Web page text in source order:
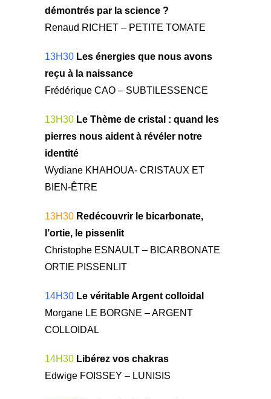
démontrés par la science ?
Renaud RICHET – PETITE TOMATE
13H30 Les énergies que nous avons
reçu à la naissance
Frédérique CAO – SUBTILESSENCE
13H30 Le Thème de cristal : quand les
pierres nous aident à révéler notre
identité
Wydiane KHAHOUA- CRISTAUX ET
BIEN-ÊTRE
13H30 Redécouvrir le bicarbonate,
l’ortie, le pissenlit
Christophe ESNAULT – BICARBONATE
ORTIE PISSENLIT
14H30 Le véritable Argent colloidal
Morgane LE BORGNE – ARGENT
COLLOIDAL
14H30 Libérez vos chakras
Edwige FOISSEY – LUNISIS